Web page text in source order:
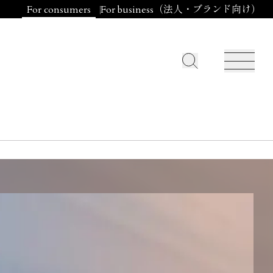
For consumers For business（法人・ブランド向け）